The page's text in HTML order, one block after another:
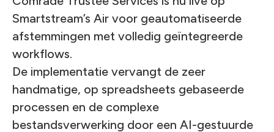
Smartstream’s Air voor geautomatiseerde
afstemmingen met volledig geïntegreerde
workflows.
De implementatie vervangt de zeer
handmatige, op spreadsheets gebaseerde
processen en de complexe
bestandsverwerking door een AI-gestuurde